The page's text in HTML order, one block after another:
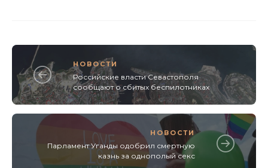
НОВОСТИ
Российские власти Севастополя
сообщают о сбитых беспилотниках
НОВОСТИ
Парламент Уганды одобрил смертную
казнь за однополый секс